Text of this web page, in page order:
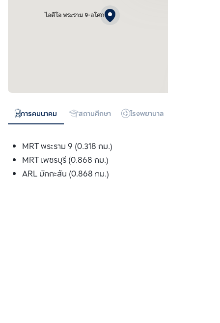
ไอดีโอ พระราม 9-อโศก
การคมนาคม สถานศึกษา โรงพยาบาล
MRT พระราม 9 (0.318 กม.)
MRT เพชรบุรี (0.868 กม.)
ARL มักกะสัน (0.868 กม.)